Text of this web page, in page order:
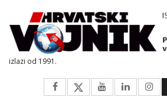
izlazi od 1991.